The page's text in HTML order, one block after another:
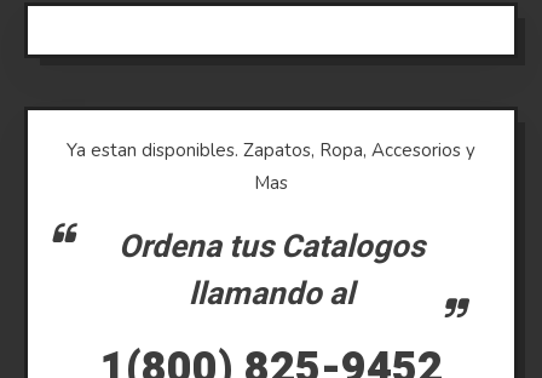
Ya estan disponibles. Zapatos, Ropa, Accesorios y
Mas
Ordena tus Catalogos
llamando al